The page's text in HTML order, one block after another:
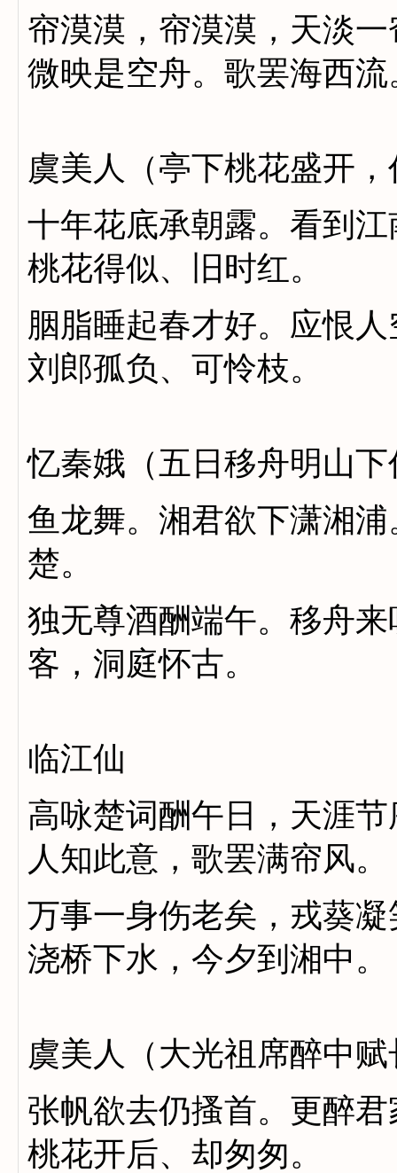
帘漠漠，帘漠漠，天淡
微映是空舟。歌罢海西
虞美人（亭下桃花盛开
十年花底承朝露。看到
桃花得似、旧时红。
胭脂睡起春才好。应恨
刘郎孤负、可怜枝。
忆秦娥（五日移舟明山下
鱼龙舞。湘君欲下潇湘
楚。
独无尊酒酬端午。移舟
客，洞庭怀古。
临江仙
高咏楚词酬午日，天涯
人知此意，歌罢满帘风。
万事一身伤老矣，戎葵
浇桥下水，今夕到湘中。
虞美人（大光祖席醉中
张帆欲去仍搔首。更醉
桃花开后、却匆匆。